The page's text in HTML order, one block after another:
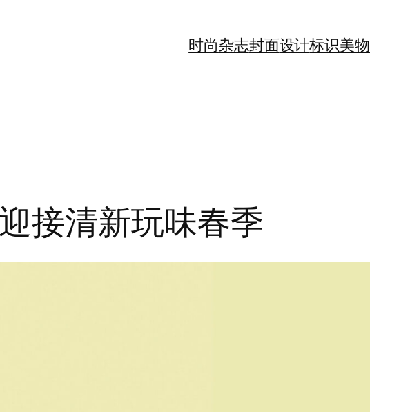
时尚杂志封面设计标识美物
接清新玩味春季